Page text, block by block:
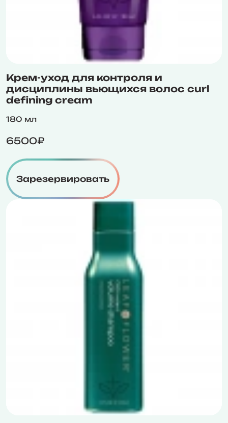
Крем-уход для контроля и
дисциплины вьющихся волос curl
defining cream
180 мл
6500₽
Зарезервировать